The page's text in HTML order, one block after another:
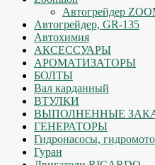
Автогрейдер
Автогрейдер, GR-135
Автохимия
АКСЕССУАРЫ
АРОМАТИЗАТОРЫ
БОЛТЫ
Вал карданный
ВТУЛКИ
ВЫПОЛНЕННЫЕ
ГЕНЕРАТОРЫ
Гидронасосы,
Гуран